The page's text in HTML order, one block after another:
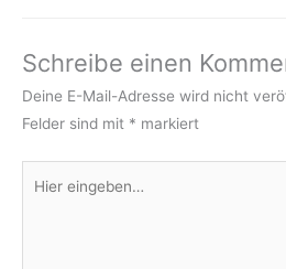
Schreibe einen
Deine E-Mail-Adresse wird nicht
Felder sind mit * markiert
eingeben…